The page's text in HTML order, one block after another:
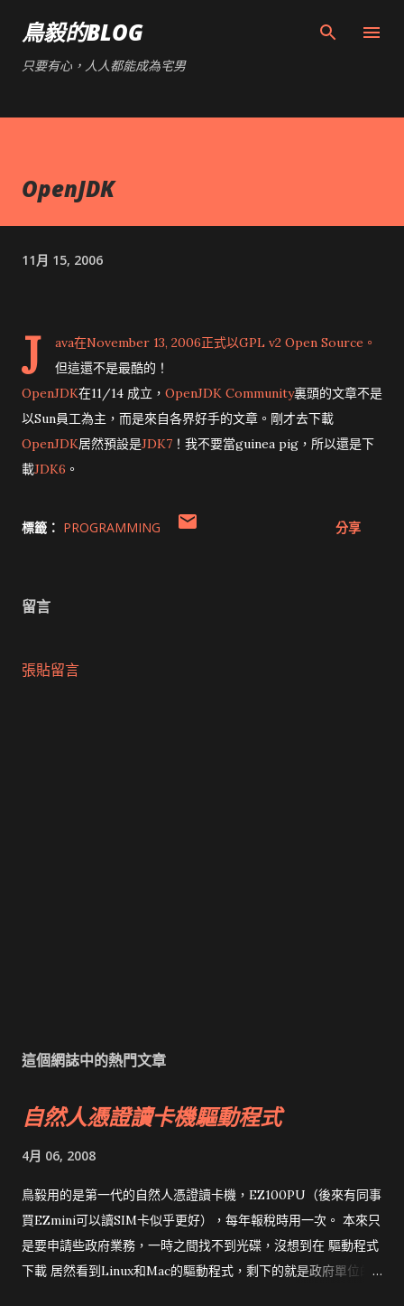
鳥毅的BLOG
只要有心，人人都能成為宅男
OpenJDK
11月 15, 2006
J ava在November 13, 2006正式以GPL v2 Open Source。
但這還不是最酷的！
OpenJDK在11/14 成立， OpenJDK Community裏頭的文章不是
以Sun員工為主，而是來自各界好手的文章。剛才去下載
OpenJDK居然預設是JDK7 ！我不要當guinea pig，所以還是下
載JDK6 。
標籤： PROGRAMMING 分享
留言
張貼留言
這個網誌中的熱門文章
自然人憑證讀卡機驅動程式
4月 06, 2008
鳥毅用的是第一代的自然人憑證讀卡機，EZ100PU（後來有同事
買EZmini可以讀SIM卡似乎更好），每年報稅時用一次。 本來只
是要申請些政府業務，一時之間找不到光碟，沒想到在 驅動程式
下載 居然看到Linux和Mac的驅動程式，剩下的就是政府單位的